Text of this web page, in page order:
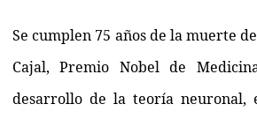
Se cumplen 75 años de la muerte
Cajal, Premio Nobel de
desarrollo de la teoría neuronal,